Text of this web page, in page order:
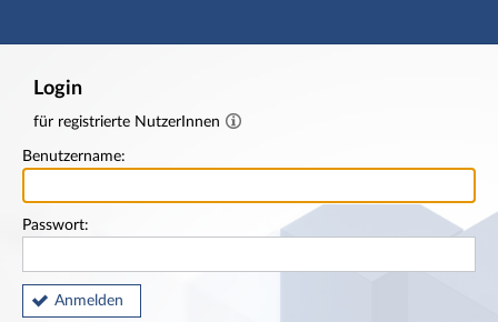
Hauptnavigation
Login
für registrierte NutzerInnen
Benutzername:
Passwort:
Anmelden